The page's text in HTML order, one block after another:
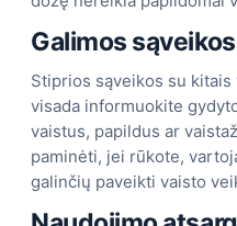
Galimos
Stiprios sąveikos su
visada informuokite
vaistus, papildus ar
paminėti, jei rūkote,
galinčių paveikti vaisto